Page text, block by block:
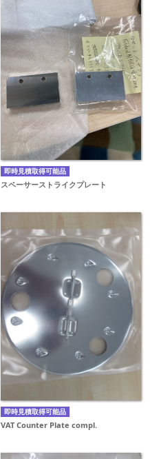
即時見積取得可能品
スペーサーストライクプレート
即時見積取得可能品
VAT Counter Plate compl.